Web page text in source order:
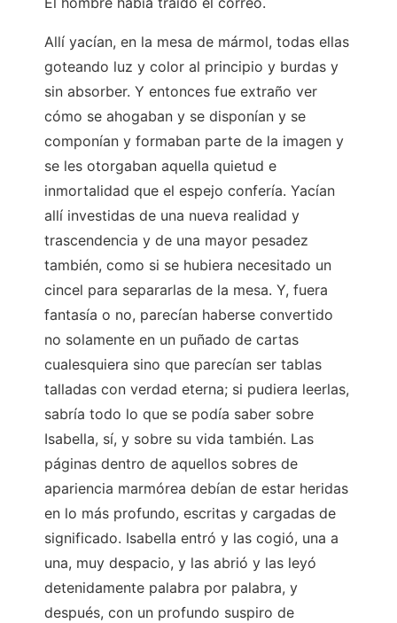
Allí yacían, en la mesa de mármol, todas ellas
goteando luz y color al principio y burdas y
sin absorber. Y entonces fue extraño ver
cómo se ahogaban y se disponían y se
componían y formaban parte de la imagen y
se les otorgaban aquella quietud e
inmortalidad que el espejo confería. Yacían
allí investidas de una nueva realidad y
trascendencia y de una mayor pesadez
también, como si se hubiera necesitado un
cincel para separarlas de la mesa. Y, fuera
fantasía o no, parecían haberse convertido
no solamente en un puñado de cartas
cualesquiera sino que parecían ser tablas
talladas con verdad eterna; si pudiera leerlas,
sabría todo lo que se podía saber sobre
Isabella, sí, y sobre su vida también. Las
páginas dentro de aquellos sobres de
apariencia marmórea debían de estar heridas
en lo más profundo, escritas y cargadas de
significado. Isabella entró y las cogió, una a
una, muy despacio, y las abrió y las leyó
detenidamente palabra por palabra, y
después, con un profundo suspiro de